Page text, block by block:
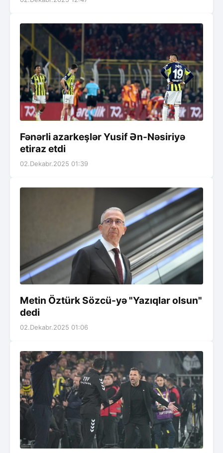
Fənərli azarkeşlər Yusif Ən-Nəsiriyə
etiraz etdi
02.Dekabr.2025 01:39
Metin Öztürk Sözcü-yə "Yazıqlar olsun"
dedi
02.Dekabr.2025 01:06